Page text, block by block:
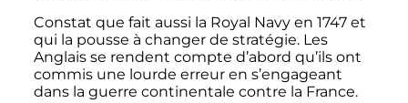
Constat que fait aussi la Royal Navy en 1747 et
qui la pousse à changer de stratégie. Les
Anglais se rendent compte d’abord qu’ils ont
commis une lourde erreur en s’engageant
dans la guerre continentale contre la France.